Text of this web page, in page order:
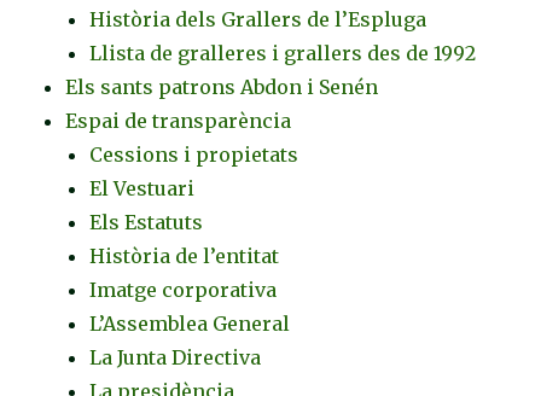
Història dels Grallers de l’Espluga
Llista de gralleres i grallers des de 1992
Els sants patrons Abdon i Senén
Espai de transparència
Cessions i propietats
El Vestuari
Els Estatuts
Història de l’entitat
Imatge corporativa
L’Assemblea General
La Junta Directiva
La presidència